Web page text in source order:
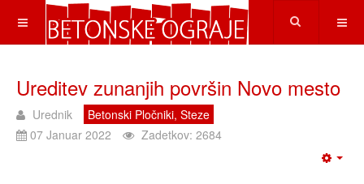
Ureditev zunanjih površin Novo mesto
Urednik
Betonski Pločniki, Steze
07 Januar 2022
Zadetkov: 2684